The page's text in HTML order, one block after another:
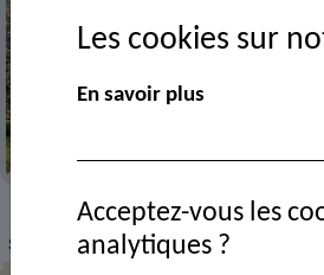
> VIE MUNICIPALE >
Semaine verte 2025
Les cookies sur
En savoir plus
Acceptez-vous les
analytiques ?